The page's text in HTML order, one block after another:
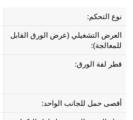
نوع التحكم:
العرض التشغيلي (عرض الورق القابل
للمعالجة):
قطر لفة الورق:
أقصى حمل للجانب الواحد: